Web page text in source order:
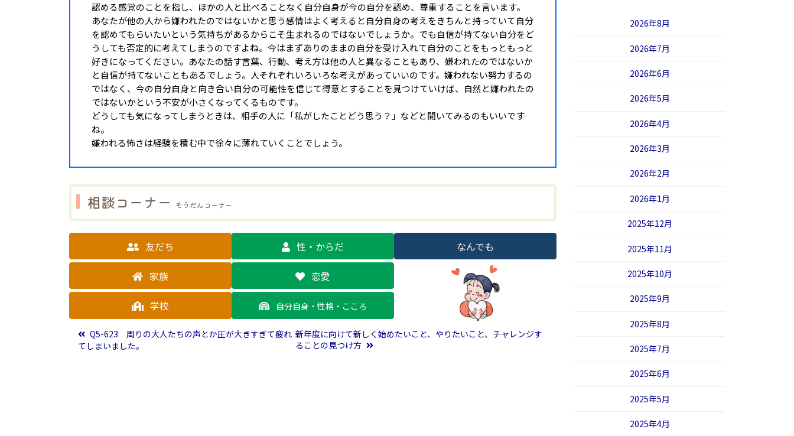
認める感覚のことを指し、ほかの人と比べることなく自分自身が今の自分を認め、尊重することを言います。
あなたが他の人から嫌われたのではないかと思う感情はよく考えると自分自身の考えをきちんと持っていて自分
を認めてもらいたいという気持ちがあるからこそ生まれるのではないでしょうか。でも自信が持てない自分をど
うしても否定的に考えてしまうのですよね。今はまずありのままの自分を受け入れて自分のことをもっともっと
好きになってください。あなたの話す言葉、行動、考え方は他の人と異なることもあり、嫌われたのではないか
と自信が持てないこともあるでしょう。人それぞれいろいろな考えがあっていいのです。嫌われない努力するの
ではなく、今の自分自身と向き合い自分の可能性を信じて得意とすることを見つけていけば、自然と嫌われたの
ではないかという不安が小さくなってくるものです。
どうしても気になってしまうときは、相手の人に「私がしたことどう思う？」などと聞いてみるのもいいです
ね。
嫌われる怖さは経験を積む中で徐々に薄れていくことでしょう。
相談コーナー そうだんコーナー
友だち
家族
学校
性・からだ
恋愛
自分自身・性格・こころ
なんでも
投稿ナビゲーション
Q5-623 周りの大人たちの声とか圧が大きすぎて疲れ
てしまいました。
新年度に向けて新しく始めたいこと、やりたいこと、チャレンジす
ることの見つけ方
2026年8月
2026年7月
2026年6月
2026年5月
2026年4月
2026年3月
2026年2月
2026年1月
2025年12月
2025年11月
2025年10月
2025年9月
2025年8月
2025年7月
2025年6月
2025年5月
2025年4月